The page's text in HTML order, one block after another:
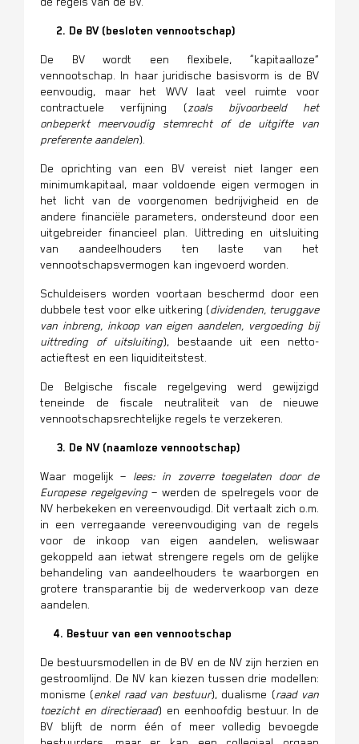
2. De BV (besloten vennootschap)
De BV wordt een flexibele, “kapitaalloze”
vennootschap. In haar juridische basisvorm is de BV
eenvoudig, maar het WVV laat veel ruimte voor
contractuele verfijning (zoals bijvoorbeeld het
onbeperkt meervoudig stemrecht of de uitgifte van
preferente aandelen).
De oprichting van een BV vereist niet langer een
minimumkapitaal, maar voldoende eigen vermogen in
het licht van de voorgenomen bedrijvigheid en de
andere financiële parameters, ondersteund door een
uitgebreider financieel plan. Uittreding en uitsluiting
van aandeelhouders ten laste van het
vennootschapsvermogen kan ingevoerd worden.
Schuldeisers worden voortaan beschermd door een
dubbele test voor elke uitkering (dividenden, teruggave
van inbreng, inkoop van eigen aandelen, vergoeding bij
uittreding of uitsluiting), bestaande uit een netto-
actieftest en een liquiditeitstest.
De Belgische fiscale regelgeving werd gewijzigd
teneinde de fiscale neutraliteit van de nieuwe
vennootschapsrechtelijke regels te verzekeren.
3. De NV (naamloze vennootschap)
Waar mogelijk – lees: in zoverre toegelaten door de
Europese regelgeving– werden de spelregels voor de
NV herbekeken en vereenvoudigd. Dit vertaalt zich o.m.
in een verregaande vereenvoudiging van de regels
voor de inkoop van eigen aandelen, weliswaar
gekoppeld aan ietwat strengere regels om de gelijke
behandeling van aandeelhouders te waarborgen en
grotere transparantie bij de wederverkoop van deze
aandelen.
4. Bestuur van een vennootschap
De bestuursmodellen in de BV en de NV zijn herzien en
gestroomlijnd. De NV kan kiezen tussen drie modellen:
monisme (enkel raad van bestuur), dualisme (raad van
toezicht en directieraad) en eenhoofdig bestuur. In de
BV blijft de norm één of meer volledig bevoegde